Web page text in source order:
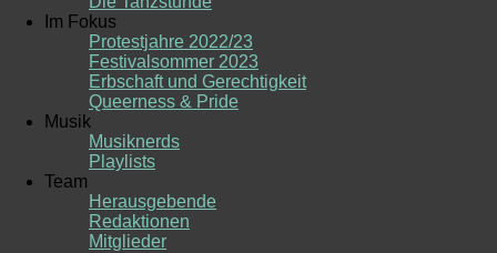
Im Fokus
Protestjahre 2022/23
Festivalsommer 2023
Erbschaft und Gerechtigkeit
Queerness & Pride
Musik
Musiknerds
Playlists
Team
Herausgebende
Redaktionen
Mitglieder